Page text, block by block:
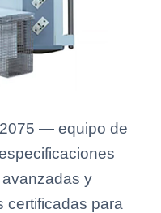
— equipo de
y
certificadas para